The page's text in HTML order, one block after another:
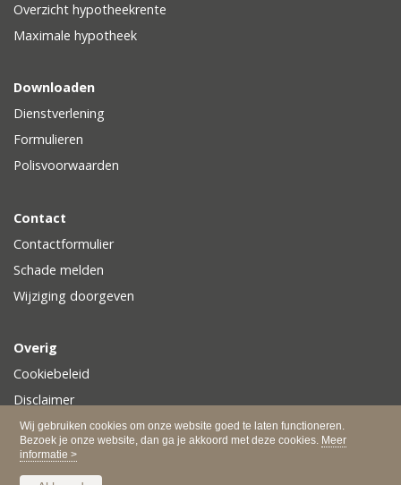
Wij gebruiken cookies om onze website goed te laten functioneren.
Bezoek je onze website, dan ga je akkoord met deze cookies. Meer
informatie >
Overzicht hypotheekrente
Maximale hypotheek
Downloaden
Dienstverlening
Formulieren
Polisvoorwaarden
Contact
Contactformulier
Schade melden
Wijziging doorgeven
Overig
Cookiebeleid
Disclaimer
Privacy